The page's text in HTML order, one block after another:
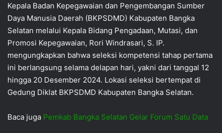
Kepala Badan Kepegawaian dan Pengembangan Sumber
Daya Manusia Daerah (BKPSDMD) Kabupaten Bangka
Selatan melalui Kepala Bidang Pengadaan, Mutasi, dan
Promosi Kepegawaian, Rori Windrasari, S. IP.
mengungkapkan bahwa seleksi kompetensi tahap pertama
ini berlangsung selama delapan hari, yakni dari tanggal 12
hingga 20 Desember 2024. Lokasi seleksi bertempat di
Gedung Diklat BKPSDMD Kabupaten Bangka Selatan.
Baca juga Pemkab Bangka Selatan Gelar Forum Satu Data